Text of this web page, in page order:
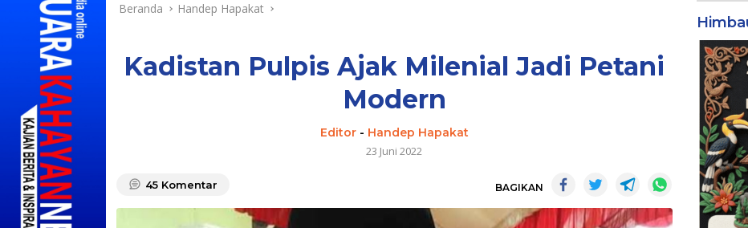
Beranda Handep Hapakat
Kadistan Pulpis Ajak Milenial Jadi Petani
Modern
Editor- Handep Hapakat
23 Juni 2022
45 Komentar BAGIKAN